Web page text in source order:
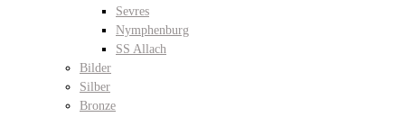
Sevres
Nymphenburg
SS Allach
Bilder
Silber
Bronze